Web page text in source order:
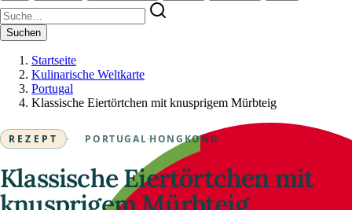
Suchen
Startseite
Kulinarische Weltkarte
Portugal
Klassische Eiertörtchen mit knusprigem Mürbteig
REZEPT · PORTUGAL·HONGKONG
Klassische Eiertörtchen mit